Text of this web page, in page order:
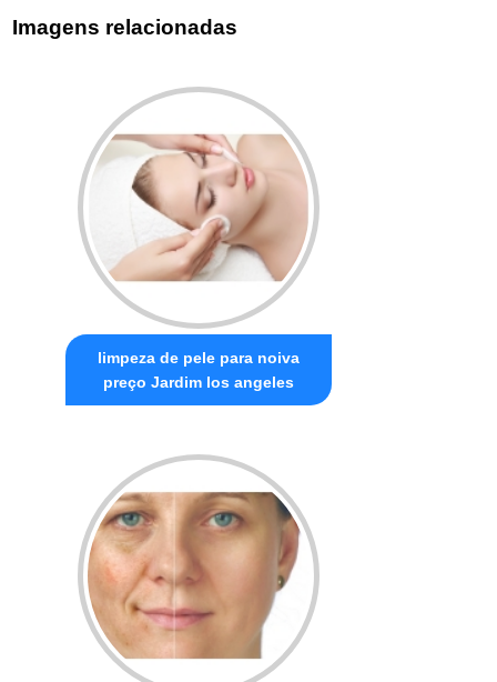
Imagens relacionadas
limpeza de pele para noiva
preço Jardim los angeles